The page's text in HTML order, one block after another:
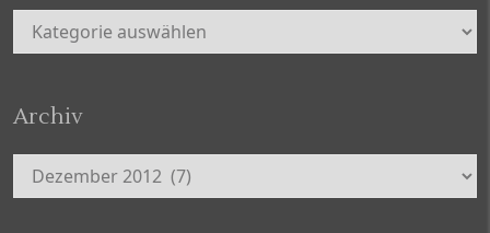
Kategorien
Archiv
Archiv